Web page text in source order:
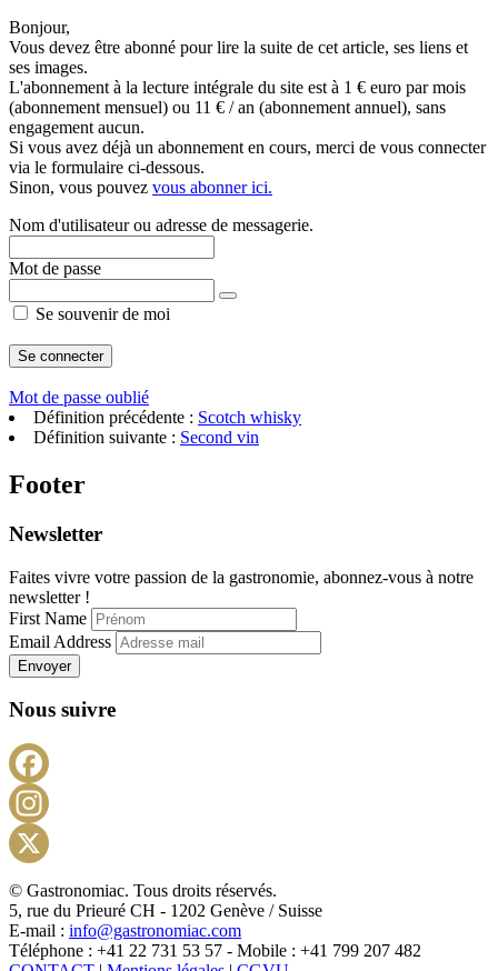
Bonjour,
Vous devez être abonné pour lire la suite de cet article, ses liens et
ses images.
L'abonnement à la lecture intégrale du site est à 1 € euro par mois
(abonnement mensuel) ou 11 € / an (abonnement annuel), sans
engagement aucun.
Si vous avez déjà un abonnement en cours, merci de vous connecter
via le formulaire ci-dessous.
Sinon, vous pouvez vous abonner ici.
Nom d'utilisateur ou adresse de messagerie.
Mot de passe
Se souvenir de moi
Mot de passe oublié
Définition précédente : Scotch whisky
Définition suivante : Second vin
Footer
Newsletter
Faites vivre votre passion de la gastronomie, abonnez-vous à notre
newsletter !
First Name
Email Address
Envoyer
Nous suivre
X
© Gastronomiac. Tous droits réservés.
5, rue du Prieuré CH - 1202 Genève / Suisse
E-mail : info@gastronomiac.com
Téléphone : +41 22 731 53 57 - Mobile : +41 799 207 482